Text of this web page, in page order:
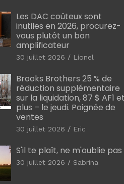
Les DAC coûteux sont
inutiles en 2026, procurez-
vous plutôt un bon
amplificateur
30 juillet 2026 Lionel
Brooks Brothers 25 % de
réduction supplémentaire
sur la liquidation, 87 $ AF1 et
plus – le jeudi. Poignée de
ventes
30 juillet 2026 Eric
S'il te plaît, ne m'oublie pas
30 juillet 2026 Sabrina